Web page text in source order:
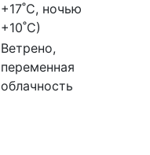
+17˚C, ночью
+10˚C)
Ветрено,
переменная
облачность